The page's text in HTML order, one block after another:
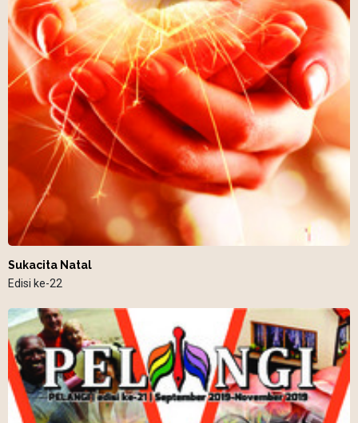
Sukacita Natal
Edisi ke-22